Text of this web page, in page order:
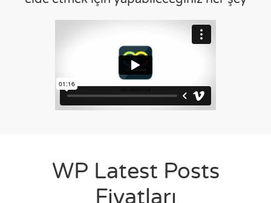
WP Latest Posts
Fiyatları